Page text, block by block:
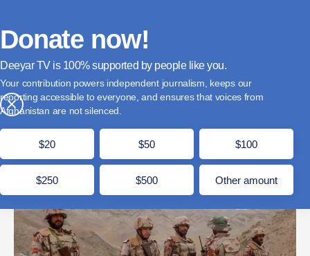
×
Donate now!
Deeyar TV is supported by people like you.
Your contribution powers independent journalism, keeps our
reporting accessible to everyone, and ensures that voices from
Afghanistan are not silenced.
$20 $50 $100
$250 $500 Other amount
پاکستان: طالبان نه پاسگاه تصرف کرده و نه نظامی
کشته است